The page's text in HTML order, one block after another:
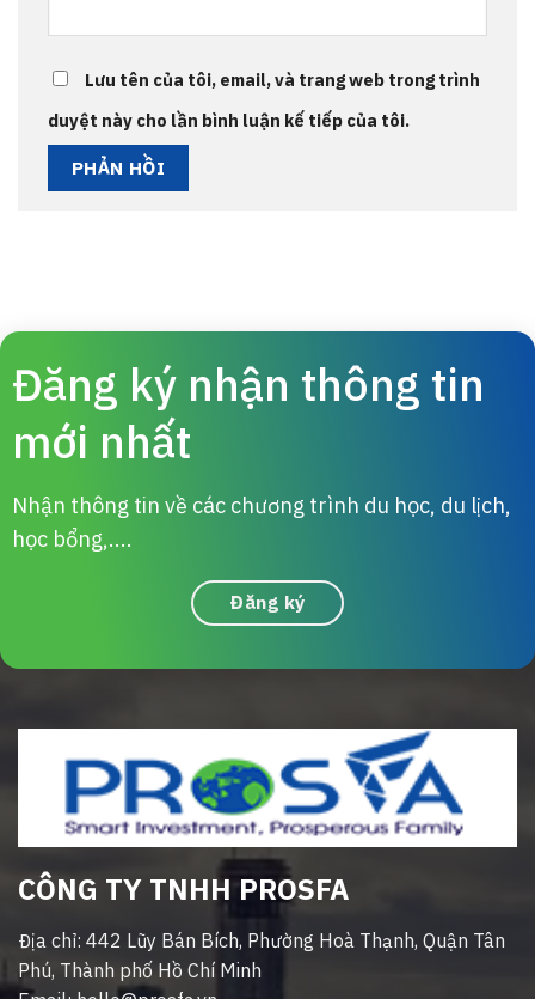
Lưu tên của tôi, email, và trang web trong trình
duyệt này cho lần bình luận kế tiếp của tôi.
Đăng ký nhận thông tin
mới nhất
Nhận thông tin về các chương trình du học, du lịch,
học bổng,....
Đăng ký
CÔNG TY TNHH PROSFA
Địa chỉ: 442 Lũy Bán Bích, Phường Hoà Thạnh, Quận Tân
Phú, Thành phố Hồ Chí Minh